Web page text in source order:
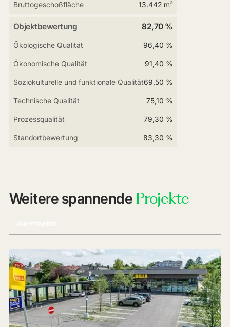
Bruttogeschoßfläche 13.442 m²
Objektbewertung 82,70 %
Ökologische Qualität 96,40 %
Ökonomische Qualität 91,40 %
Soziokulturelle und funktionale Qualität69,50 %
Technische Qualität 75,10 %
Prozessqualität 79,30 %
Standortbewertung 83,30 %
Weitere spannende Projekte